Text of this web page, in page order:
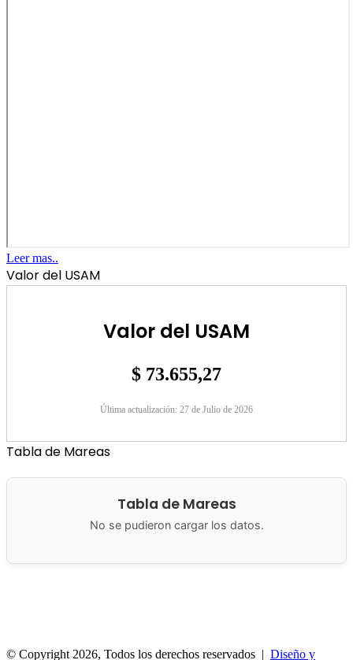
Leer mas..
Valor del USAM
Valor del USAM
$ 73.655,27
Última actualización: 27 de Julio de 2026
Tabla de Mareas
Tabla de Mareas
No se pudieron cargar los datos.
© Copyright 2026, Todos los derechos reservados | Diseño y